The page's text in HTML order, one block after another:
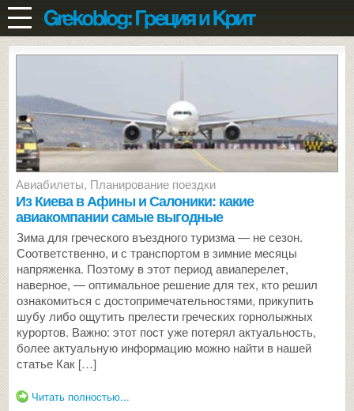
Авиабилеты, Планирование поездки
Из Киева в Афины и Салоники: какие
авиакомпании самые выгодные
Зима для греческого въездного туризма — не сезон.
Соответственно, и с транспортом в зимние месяцы
напряженка. Поэтому в этот период авиаперелет,
наверное, — оптимальное решение для тех, кто решил
ознакомиться с достопримечательностями, прикупить
шубу либо ощутить прелести греческих горнолыжных
курортов. Важно: этот пост уже потерял актуальность,
более актуальную информацию можно найти в нашей
статье Как […]
Читать полностью...